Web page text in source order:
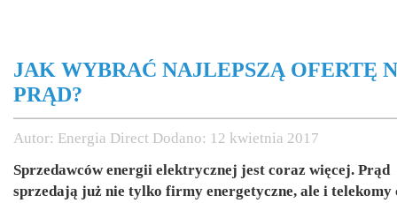
JAK WYBRAĆ NAJLEPSZĄ OFERTĘ
PRĄD?
Autor: Energia Direct Dodano: 12 kwietnia 2017
Sprzedawców energii elektrycznej jest coraz więcej. Prąd
sprzedają już nie tylko firmy energetyczne, ale i telekomy